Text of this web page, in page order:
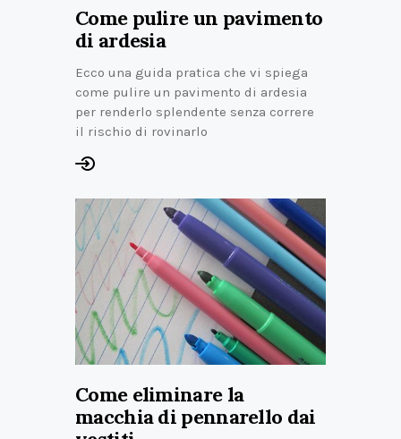
Come pulire un pavimento
di ardesia
Ecco una guida pratica che vi spiega
come pulire un pavimento di ardesia
per renderlo splendente senza correre
il rischio di rovinarlo
Come eliminare la
macchia di pennarello dai